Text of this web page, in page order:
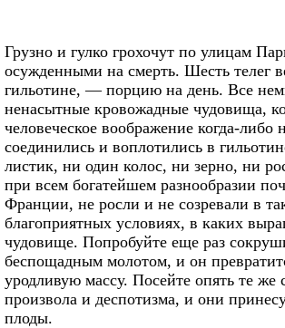
Грузно и гулко грохочут по улицам
осужденными на смерть. Шесть телег
гильотине, — порцию на день. Все
ненасытные кровожадные чудовища,
человеческое воображение когда-либо
соединились и воплотились в
листик, ни один колос, ни зерно, ни
при всем богатейшем разнообразии
Франции, не росли и не созревали в
благоприятных условиях, в каких
чудовище. Попробуйте еще раз
беспощадным молотом, и он
уродливую массу. Посейте опять те же
произвола и деспотизма, и они
плоды.